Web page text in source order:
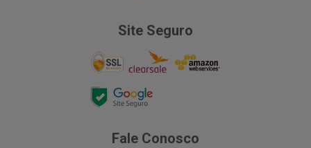
Site Seguro
Fale Conosco